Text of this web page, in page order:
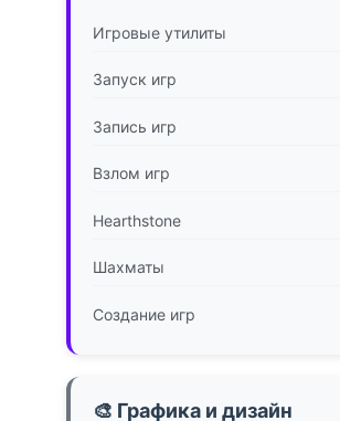
Игровые утилиты
Запуск игр
Запись игр
Взлом игр
Hearthstone
Шахматы
Создание игр
🎨 Графика и дизайн